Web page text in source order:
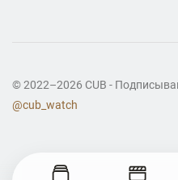
© 2022–2026 CUB -
@cub_watch